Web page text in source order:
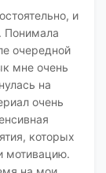
и
Понимала
очередной
мне очень
на
очень
которых
мотивацию.